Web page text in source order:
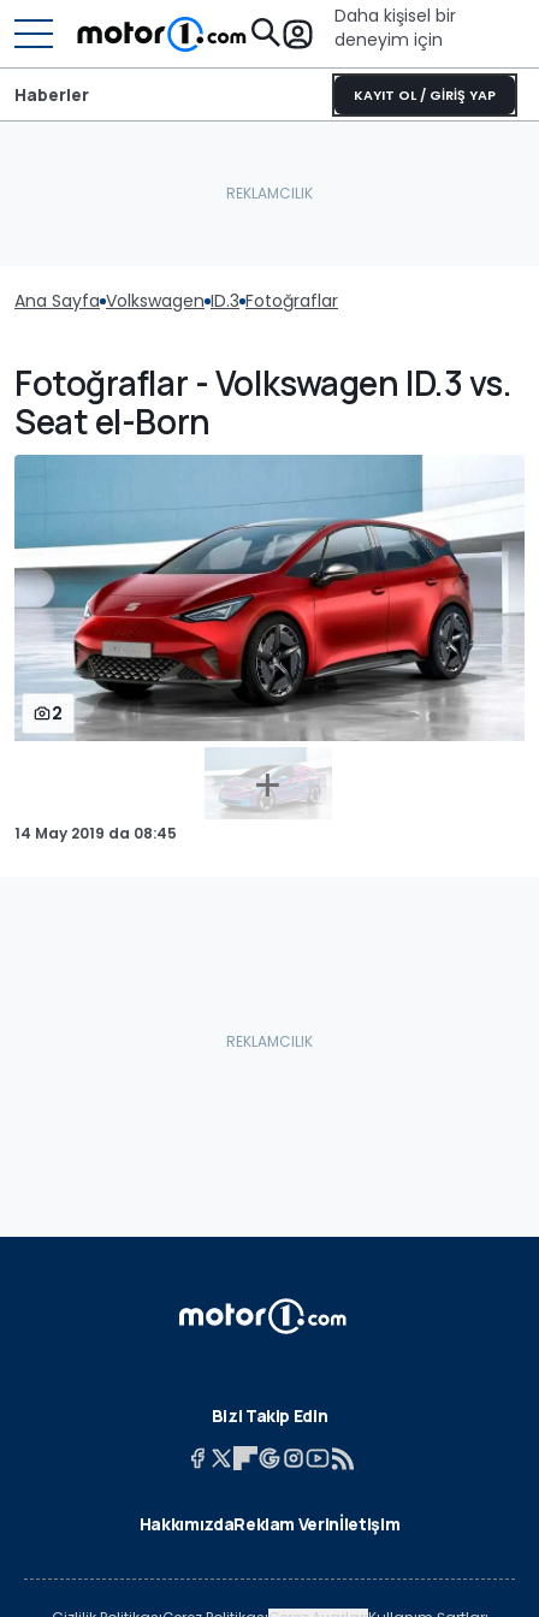
Daha kişisel bir
deneyim için
KAYIT OL / GİRİŞ YAP
Haberler
Ana Sayfa Volkswagen ID.3 Fotoğraflar
Fotoğraflar - Volkswagen ID.3 vs.
Seat el-Born
2
14 May 2019 da 08:45
Bizi Takip Edin
HakkımızdaReklam Verinİletişim